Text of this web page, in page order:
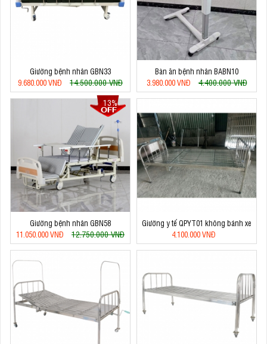
Giường bệnh nhân GBN33
9.680.000 VNĐ
14.500.000 VNĐ
Bàn ăn bệnh nhân BABN10
3.980.000 VNĐ
4.400.000 VNĐ
13%
Giường bệnh nhân GBN58
11.050.000 VNĐ
12.750.000 VNĐ
Giường y tế QPYT01 không bánh xe
4.100.000 VNĐ